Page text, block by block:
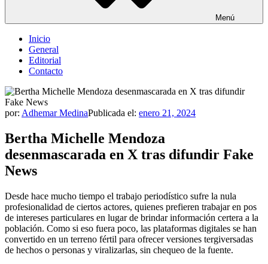
Menú
Inicio
General
Editorial
Contacto
por: Adhemar MedinaPublicada el: enero 21, 2024
Bertha Michelle Mendoza
desenmascarada en X tras difundir Fake
News
Desde hace mucho tiempo el trabajo periodístico sufre la nula
profesionalidad de ciertos actores, quienes prefieren trabajar en pos
de intereses particulares en lugar de brindar información certera a la
población. Como si eso fuera poco, las plataformas digitales se han
convertido en un terreno fértil para ofrecer versiones tergiversadas
de hechos o personas y viralizarlas, sin chequeo de la fuente.